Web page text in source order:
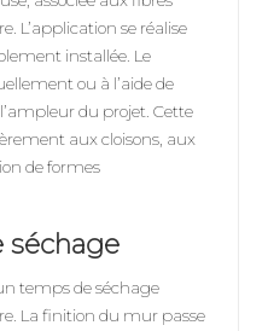
L’application se réalise
installée. Le
ou à l’aide de
du projet. Cette
aux cloisons, aux
de formes
séchage
temps de séchage
La finition du mur passe